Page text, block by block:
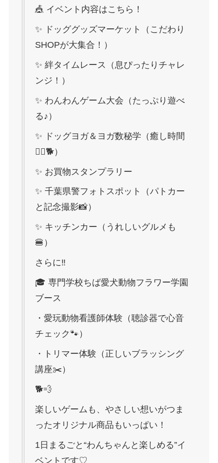
🎪 イベント内容はこちら！
✨ ドッググッズマーケット（こだわり
SHOPが大集合！）
✨ 絆タイムレース（息ぴったりチャレ
ンジ！）
✨ わんわんゲーム大会（たっぷり遊べ
る♪）
✨ ドッグヨガ＆ヨガ数秘学（癒し時間
🧘‍♀️🐕）
✨ お買物スタンプラリー
✨ 千葉県警フォトスポット（パトカー
と記念撮影📸）
✨ キッチンカー（うれしいグルメも
🍔）
さらに‼
🎓 専門学校ちば愛犬動物フラワー学園
ブース
・愛玩動物看護師体験（聴診器で心音
チェック🐾）
・トリマー体験（正しいブラッシング
講座✂️）
🐕💨
楽しいゲームも、やさしい想いがつま
ったオリジナル商品もいっぱい！
1日まるごと“わんちゃんと楽しめる”イ
ベントです♡